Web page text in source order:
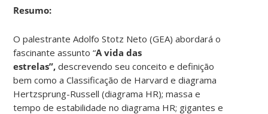
Resumo:
O palestrante Adolfo Stotz Neto (GEA) abordará o
fascinante assunto “A vida das
estrelas”,descrevendo seu conceito e definição
bem como a Classificação de Harvard e diagrama
Hertzsprung-Russell (diagrama HR); massa e
tempo de estabilidade no diagrama HR; gigantes e